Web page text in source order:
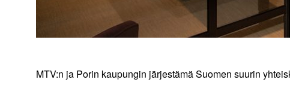
MTV:n ja Porin kaupungin järjestämä Suomen suurin